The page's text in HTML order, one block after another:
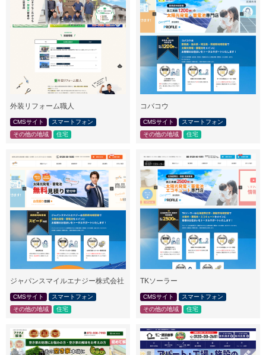
外装リフォーム職人
CMSサイト
スマートフォン
その他の地域
住宅
コバコウ
CMSサイト
スマートフォン
その他の地域
住宅
ジャパンスマイルエナジー株式会社
CMSサイト
スマートフォン
その他の地域
住宅
TKソーラー
CMSサイト
スマートフォン
その他の地域
住宅